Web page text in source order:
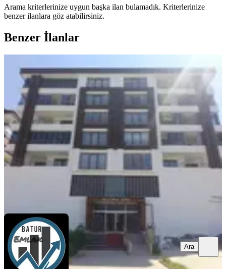
Arama kriterlerinize uygun başka ilan bulamadık. Kriterlerinize
benzer ilanlara göz atabilirsiniz.
Benzer İlanlar
Batur Gayrimenkul'den
Fahrikayahan'da Kiralık Daire
Yeşilyurt, Çilesiz Mahallesi
3+1 · 160 m² 5. Kat·
24.000 ₺
CİHAT BATUR
Ara